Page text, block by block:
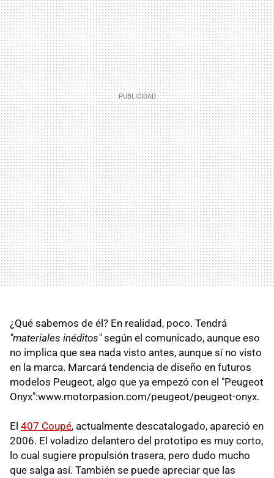
¿Qué sabemos de él? En realidad, poco. Tendrá
"materiales inéditos"según el comunicado, aunque eso
no implica que sea nada visto antes, aunque sí no visto
en la marca. Marcará tendencia de diseño en futuros
modelos Peugeot, algo que ya empezó con el "Peugeot
Onyx":www.motorpasion.com/peugeot/peugeot-onyx.
El 407 Coupé, actualmente descatalogado, apareció en
2006. El voladizo delantero del prototipo es muy corto,
lo cual sugiere propulsión trasera, pero dudo mucho
que salga así. También se puede apreciar que las